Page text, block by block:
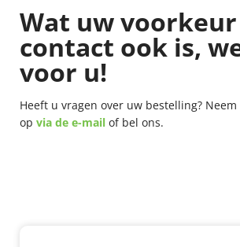
Wat uw
contact ook is,
voor u!
Heeft u vragen over uw bestelling?
op via de e-mail of bel ons.